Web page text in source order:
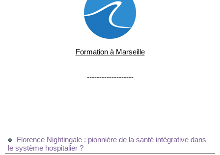
Formation à Marseille
-------------------
Florence Nightingale : pionnière de la santé intégrative dans
le système hospitalier ?